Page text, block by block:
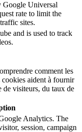
Google Universal
rate to limit the
sites.
and is used to track
comment les
cookies aident à fournir
de visiteurs, du taux de
Analytics. The
session, campaign